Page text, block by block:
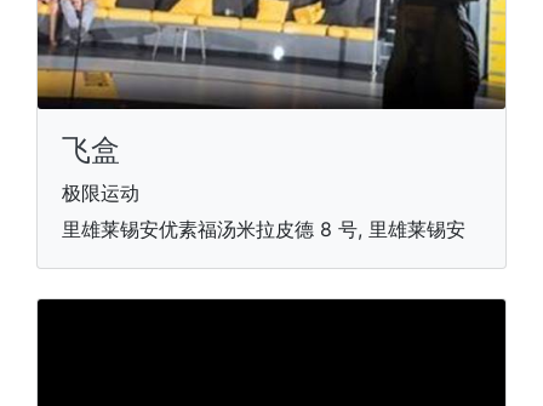
飞盒
极限运动
里雄莱锡安优素福汤米拉皮德 8 号, 里雄莱锡安